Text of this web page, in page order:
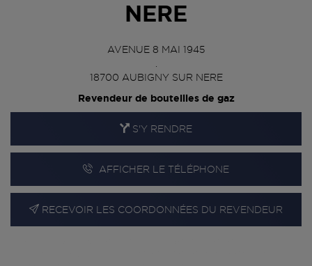
NERE
AVENUE 8 MAI 1945
18700 AUBIGNY SUR NERE
Revendeur de bouteilles de gaz
S'Y RENDRE
AFFICHER LE TÉLÉPHONE
RECEVOIR LES COORDONNÉES DU REVENDEUR